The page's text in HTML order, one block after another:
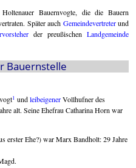
Bauernvogte, die die Bauern
Später auch Gemeindevertreterund
der preußischen Landgemeinde
Bauernstelle
1 undleibeigenerVollhufner des
alt. Seine Ehefrau Catharina Horn war
erster Ehe?) war Marx Bandholt: 29 Jahre